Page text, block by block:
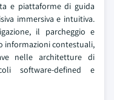
e piattaforme di guida
immersiva e intuitiva.
il parcheggio e
informazioni contestuali,
nelle architetture di
software-defined e